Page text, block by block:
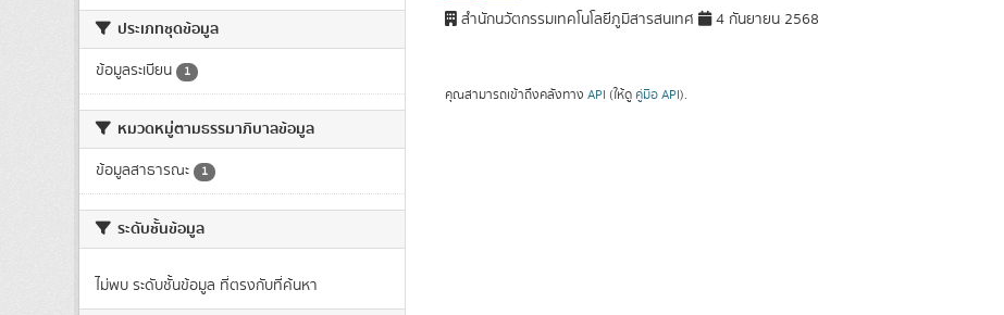
ประเภทชุดข้อมูล
ข้อมูลระเบียน 1
หมวดหมู่ตามธรรมาภิบาลข้อมูล
ข้อมูลสาธารณะ 1
ระดับชั้นข้อมูล
ไม่พบ ระดับชั้นข้อมูล ที่ตรงกับที่ค้นหา
สำนักนวัตกรรมเทคโนโลยีภูมิสารสนเทศ 4 กันยายน 2568
คุณสามารถเข้าถึงคลังทาง API (ให้ดู คู่มือ API).